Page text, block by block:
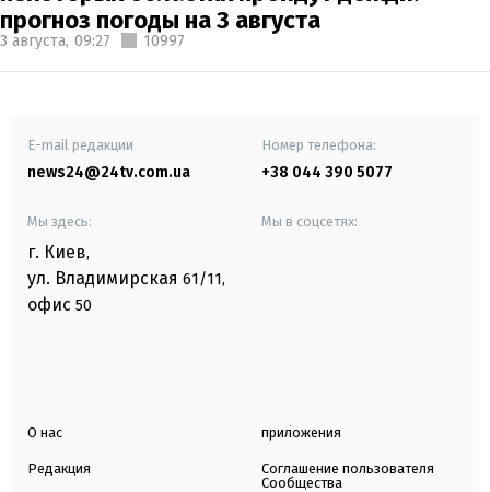
прогноз погоды на 3 августа
3 августа, 09:27 10997
E-mail редакции
news24@24tv.com.ua
Номер телефона:
+38 044 390 5077
Мы здесь:
г. Киев,
ул. Владимирская 61/11,
офис 50
Мы в соцсетях:
О нас
Редакция
приложения
Соглашение пользователя
Сообщества